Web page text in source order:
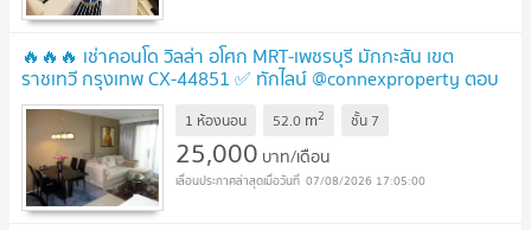
🔥🔥🔥 เช่าคอนโด วิลล่า อโศก MRT-เพชรบุรี มักกะสัน เขต
ราชเทวี กรุงเทพ CX-44851 ✅ ทักไลน์ @connexproperty ตอบ
ทันที ทีมงานมืออาชีพ ✅ 🔥🔥🔥
1 ห้องนอน 52.0 m2 ชั้น 7
25,000 บาท/เดือน
07/08/2026 17:05:00